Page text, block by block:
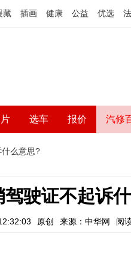
藏 插画 健康 公益 优选
选车 报价 汽修
么意思?
驶证不起诉
原创 来源：中华网 阅